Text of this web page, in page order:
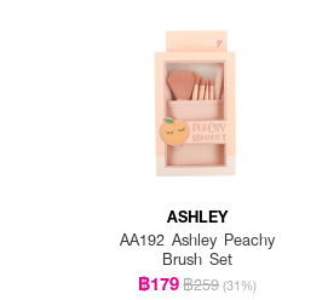
ASHLEY
AA192 Ashley Peachy
Brush Set
฿179฿259 (31%)